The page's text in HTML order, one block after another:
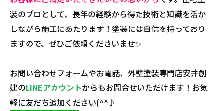
装のプロとして、長年の経験から得た技術と知識を活か
しながら施工にあたります！塗装には自信を持っており
ますので、ぜひご依頼くださいませ✨
お問い合わせフォームやお電話、外壁塗装専門店安井創
建のLINEアカウントからもお問合せいただけます！お気
軽に友だち追加ください(^^♪